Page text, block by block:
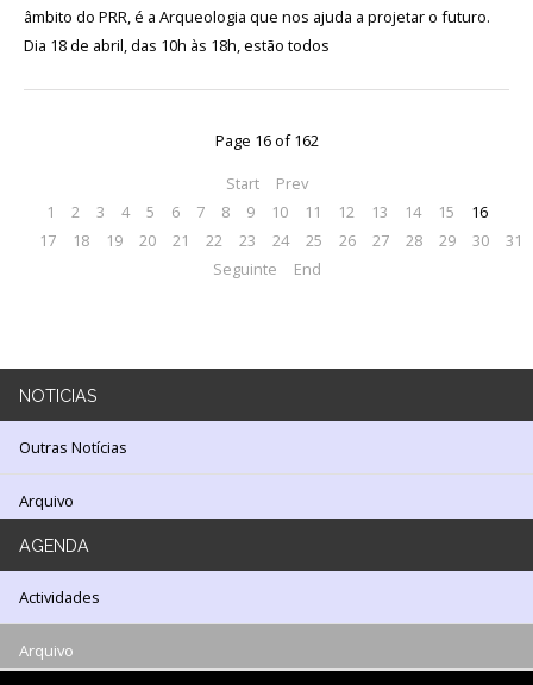
Exposições
Notícias/Destaques
âmbito do PRR, é a Arqueologia que nos ajuda a projetar o futuro.
Dia 18 de abril, das 10h às 18h, estão todos
Page 16 of 162
Start
Prev
1
2 3 4 5 6 7 8 9 10 11 12 13 14 15
16
17
18 19 20 21 22 23 24 25 26 27 28 29 30
31
Seguinte
End
NOTICIAS
Outras Notícias
Arquivo
AGENDA
Actividades
Arquivo